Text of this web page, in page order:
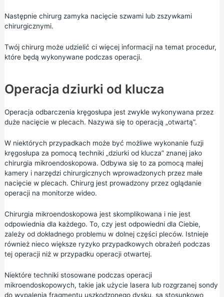
Następnie chirurg zamyka nacięcie szwami lub zszywkami
chirurgicznymi.
Twój chirurg może udzielić ci więcej informacji na temat procedur,
które będą wykonywane podczas operacji.
Operacja dziurki od klucza
Operacja odbarczenia kręgosłupa jest zwykle wykonywana przez
duże nacięcie w plecach. Nazywa się to operacją „otwartą”.
W niektórych przypadkach może być możliwe wykonanie fuzji
kręgosłupa za pomocą techniki „dziurki od klucza” znanej jako
chirurgia mikroendoskopowa. Odbywa się to za pomocą małej
kamery i narzędzi chirurgicznych wprowadzonych przez małe
nacięcie w plecach. Chirurg jest prowadzony przez oglądanie
operacji na monitorze wideo.
Chirurgia mikroendoskopowa jest skomplikowana i nie jest
odpowiednia dla każdego. To, czy jest odpowiedni dla Ciebie,
zależy od dokładnego problemu w dolnej części pleców. Istnieje
również nieco większe ryzyko przypadkowych obrażeń podczas
tej operacji niż w przypadku operacji otwartej.
Niektóre techniki stosowane podczas operacji
mikroendoskopowych, takie jak użycie lasera lub rozgrzanej sondy
do wypalenia fragmentu uszkodzonego dysku, są stosunkowo